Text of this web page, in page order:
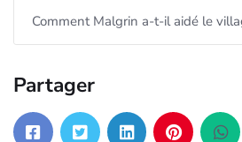
Comment Malgrin a-t-il aidé le
Partager